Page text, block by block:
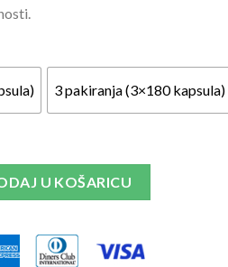
3 pakiranja (3×180
U KOŠARICU